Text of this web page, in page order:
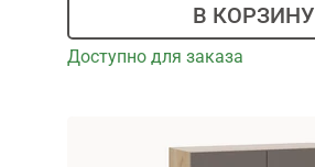
В КОРЗИНУ
Доступно для заказа